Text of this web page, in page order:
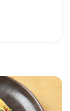
込みや調理補助
ー作り
な技術を学べ、
プも可能です。
る職場です。